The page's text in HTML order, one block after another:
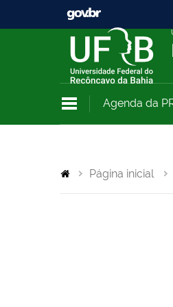
Agenda da
Página inicial